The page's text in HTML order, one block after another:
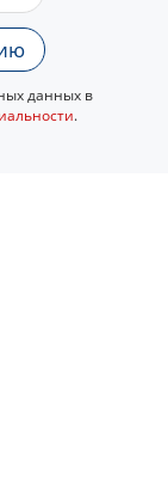
данных в
.